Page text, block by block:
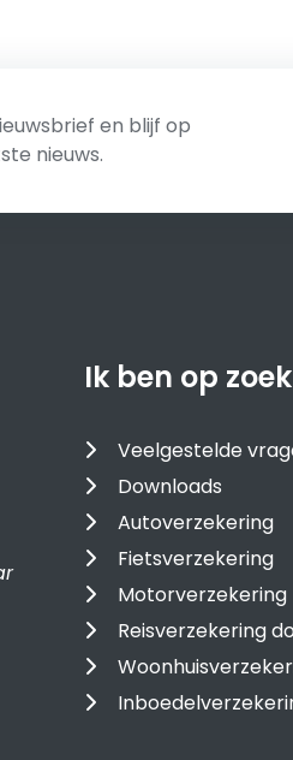
en blijf op
nieuws.
Ik ben op
Veelgestelde
Downloads
Autoverzekering
Fietsverzekering
Motorverzekering
Reisverzekering